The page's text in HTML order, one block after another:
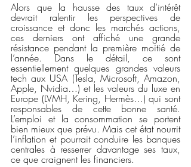
Alors que la hausse des taux d’intérêt
devrait ralentir les perspectives de
croissance et donc les marchés actions,
ces derniers ont affiché une grande
résistance pendant la première moitié de
l’année. Dans le détail, ce sont
essentiellement quelques grandes valeurs
tech aux USA (Tesla, Microsoft, Amazon,
Apple, Nvidia…) et les valeurs du luxe en
Europe (LVMH, Kering, Hermès…) qui sont
responsables de cette bonne santé.
L’emploi et la consommation se portent
bien mieux que prévu. Mais cet état nourrit
l’inflation et pourrait conduire les banques
centrales à resserrer davantage ses taux,
ce que craignent les financiers.